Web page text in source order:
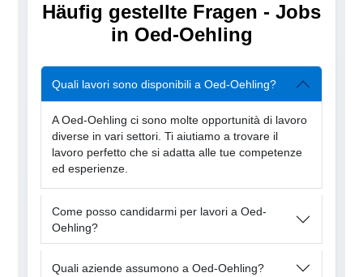
Häufig gestellte Fragen - Jobs
in Oed-Oehling
Quali lavori sono disponibili a Oed-Oehling?
A Oed-Oehling ci sono molte opportunità di lavoro
diverse in vari settori. Ti aiutiamo a trovare il
lavoro perfetto che si adatta alle tue competenze
ed esperienze.
Come posso candidarmi per lavori a Oed-
Oehling?
Quali aziende assumono a Oed-Oehling?